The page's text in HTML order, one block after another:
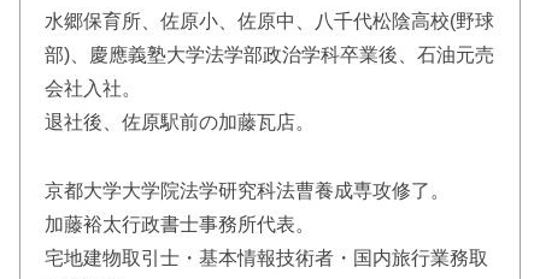
水郷保育所、佐原小、佐原中、八千代松陰高校(野球
部)、慶應義塾大学法学部政治学科卒業後、石油元売
会社入社。
退社後、佐原駅前の加藤瓦店。
京都大学大学院法学研究科法曹養成専攻修了。
加藤裕太行政書士事務所代表。
宅地建物取引士・基本情報技術者・国内旅行業務取